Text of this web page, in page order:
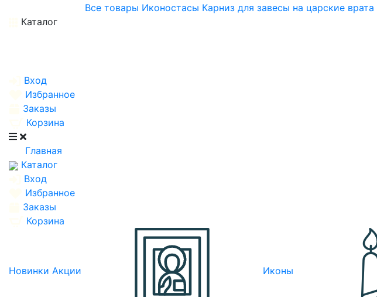
Все товары Иконостасы Карниз для завесы на царские врата
Каталог
Вход
Избранное
Заказы
Корзина
Главная
Каталог
Вход
Избранное
Заказы
Корзина
Новинки Акции Иконы